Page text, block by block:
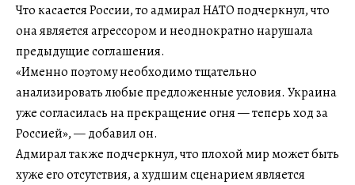
Что касается России, то адмирал НАТО подчеркнул, что
она является агрессором и неоднократно нарушала
предыдущие соглашения.
«Именно поэтому необходимо тщательно
анализировать любые предложенные условия. Украина
уже согласилась на прекращение огня — теперь ход за
Россией», — добавил он.
Адмирал также подчеркнул, что плохой мир может быть
хуже его отсутствия, а худшим сценарием является